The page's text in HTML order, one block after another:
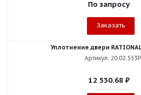
По запросу
Заказать
Уплотнение двери
Артикул: 20.02.553P
12 530.68₽